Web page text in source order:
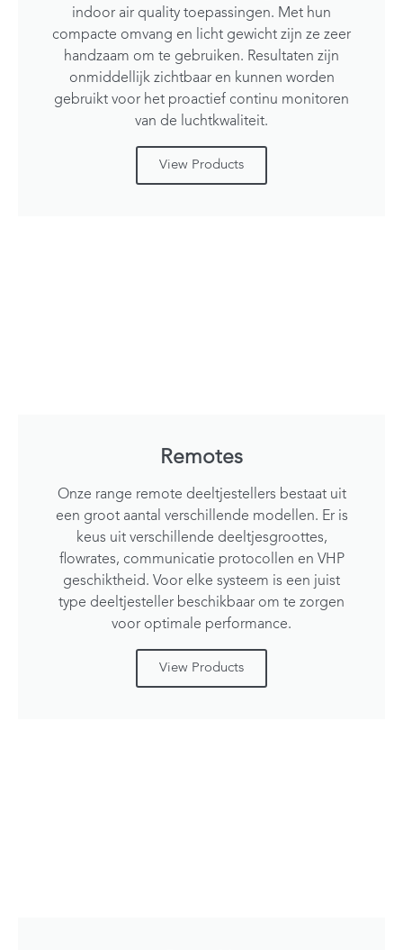
indoor air quality toepassingen. Met hun
compacte omvang en licht gewicht zijn ze zeer
handzaam om te gebruiken. Resultaten zijn
onmiddellijk zichtbaar en kunnen worden
gebruikt voor het proactief continu monitoren
van de luchtkwaliteit.
View Products
Remotes
Onze range remote deeltjestellers bestaat uit
een groot aantal verschillende modellen. Er is
keus uit verschillende deeltjesgroottes,
flowrates, communicatie protocollen en VHP
geschiktheid. Voor elke systeem is een juist
type deeltjesteller beschikbaar om te zorgen
voor optimale performance.
View Products